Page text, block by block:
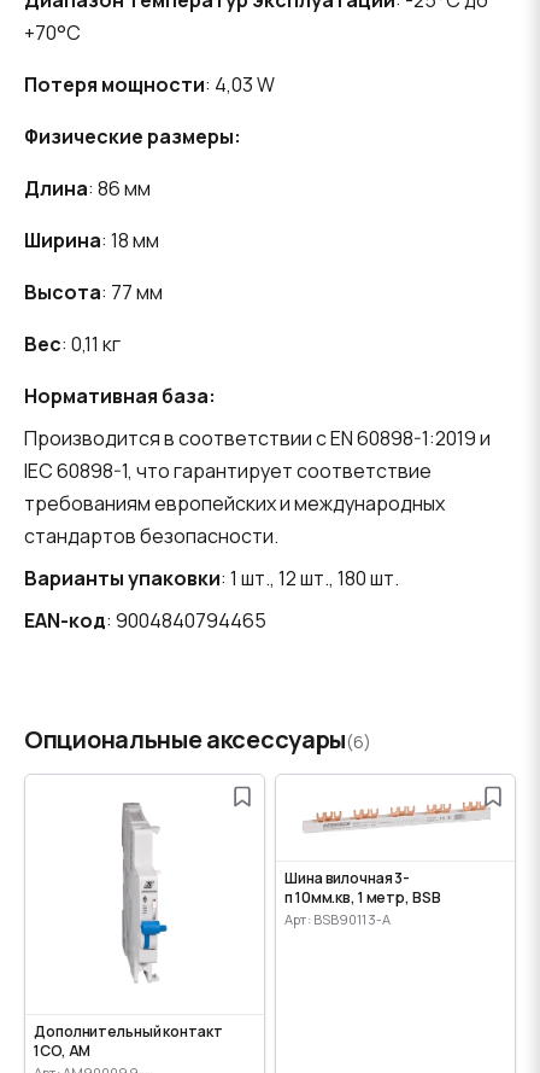
+70°C
Потеря мощности: 4,03 W
Физические размеры:
Длина: 86 мм
Ширина: 18 мм
Высота: 77 мм
Вес: 0,11 кг
Нормативная база:
Производится в соответствии с EN 60898-1:2019 и
IEC 60898-1, что гарантирует соответствие
требованиям европейских и международных
стандартов безопасности.
Варианты упаковки: 1 шт., 12 шт., 180 шт.
EAN-код: 9004840794465
Опциональные аксессуары(6)
Дополнительный контакт
1CO, AM
Шина вилочная 3-
п 10мм.кв, 1 метр, BSB
Арт: BSB90113-A